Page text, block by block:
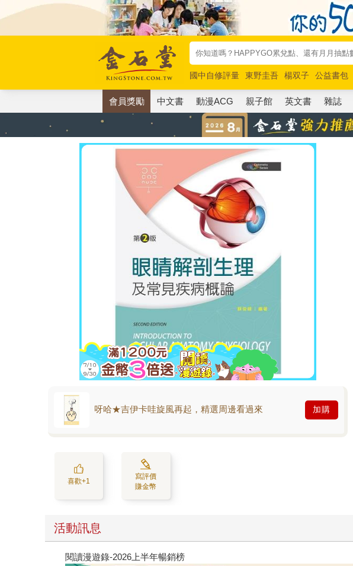
國中自修評量 東野圭吾 楊双子 公益書包
唯紅花綻放
奧德賽 路邊攤新作 馬斯克
會員獎勵 中文書 動漫ACG 親子館 英文書 雜誌
呀哈★吉伊卡哇旋風再起，精選周邊看過來 加購
喜歡+1
寫評價
賺金幣
活動訊息
閱讀漫遊錄-2026上半年暢銷榜